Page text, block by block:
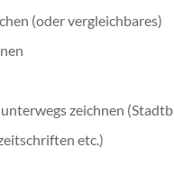
(oder vergleichbares)
zeichnen
etc.)